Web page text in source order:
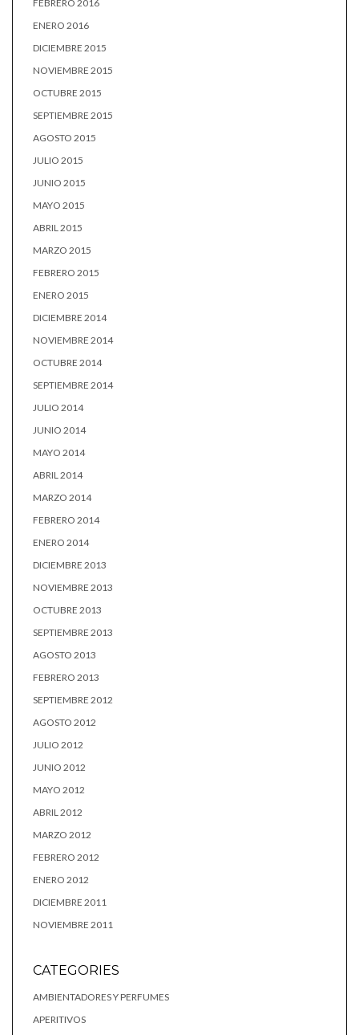
FEBRERO 2016
ENERO 2016
DICIEMBRE 2015
NOVIEMBRE 2015
OCTUBRE 2015
SEPTIEMBRE 2015
AGOSTO 2015
JULIO 2015
JUNIO 2015
MAYO 2015
ABRIL 2015
MARZO 2015
FEBRERO 2015
ENERO 2015
DICIEMBRE 2014
NOVIEMBRE 2014
OCTUBRE 2014
SEPTIEMBRE 2014
JULIO 2014
JUNIO 2014
MAYO 2014
ABRIL 2014
MARZO 2014
FEBRERO 2014
ENERO 2014
DICIEMBRE 2013
NOVIEMBRE 2013
OCTUBRE 2013
SEPTIEMBRE 2013
AGOSTO 2013
FEBRERO 2013
SEPTIEMBRE 2012
AGOSTO 2012
JULIO 2012
JUNIO 2012
MAYO 2012
ABRIL 2012
MARZO 2012
FEBRERO 2012
ENERO 2012
DICIEMBRE 2011
NOVIEMBRE 2011
CATEGORIES
AMBIENTADORES Y PERFUMES
APERITIVOS